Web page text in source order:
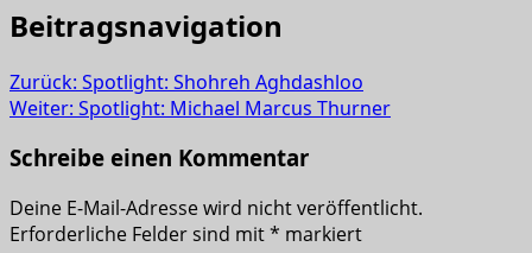
Beitragsnavigation
Zurück: Spotlight: Shohreh Aghdashloo
Weiter: Spotlight: Michael Marcus Thurner
Schreibe einen Kommentar
Deine E-Mail-Adresse wird nicht veröffentlicht.
Erforderliche Felder sind mit* markiert